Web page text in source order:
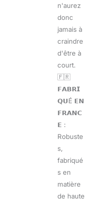
n'aurez
donc
jamais à
craindre
d'être à
court.
🇫🇷
𝗙𝗔𝗕𝗥𝗜
𝗤𝗨É 𝗘𝗡
𝗙𝗥𝗔𝗡𝗖
𝗘 :
Robuste
s,
fabriqué
s en
matière
de haute